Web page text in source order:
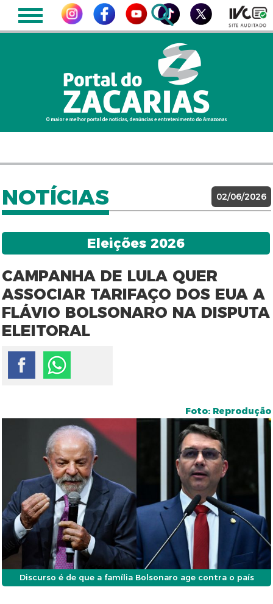
NOTÍCIAS 02/06/2026
Eleições 2026
CAMPANHA DE LULA QUER
ASSOCIAR TARIFAÇO DOS EUA A
FLÁVIO BOLSONARO NA DISPUTA
ELEITORAL
Foto: Reprodução
Discurso é de que a família Bolsonaro age contra o país